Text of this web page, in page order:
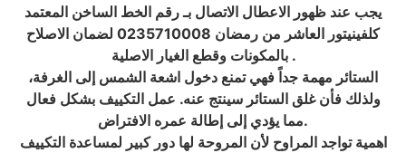
يجب عند ظهور الاعطال الاتصال بـ رقم الخط الساخن المعتمد
كلفينيتور العاشر من رمضان 0235710008 لضمان الاصلاح
بالمكونات وقطع الغيار الاصلية .
الستائر مهمة جداً فهي تمنع دخول اشعة الشمس إلى الغرفة،
ولذلك فأن غلق الستائر سينتج عنه. عمل التكييف بشكل فعال
مما يؤدي إلى إطالة عمره الافتراض.
اهمية تواجد المراوح لأن المروحة لها دور كبير لمساعدة التكييف